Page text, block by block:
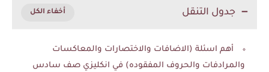
جدول التنقل
أهم اسئلة (الاضافات والاختصارات والمعاكسات
والمرادفات والحروف المفقوده) في انكليزي صف سادس